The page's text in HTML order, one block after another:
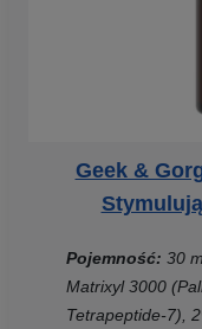
Geek &
Pojemność: 30
Matrixyl 3000
Tetrapeptide-7),